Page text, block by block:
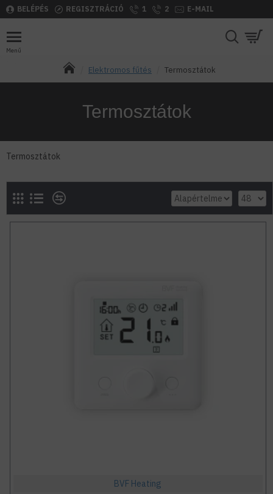
BELÉPÉS REGISZTRÁCIÓ 1 2 E-MAIL
Elektromos fűtés Termosztátok
Termosztátok
Termosztátok
BVF Heating